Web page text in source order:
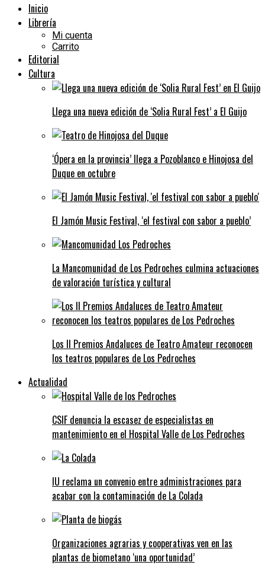
Inicio
Librería
Mi cuenta
Carrito
Editorial
Cultura
Llega una nueva edición de ‘Solia Rural Fest’ a El Guijo
‘Ópera en la provincia’ llega a Pozoblanco e Hinojosa del
Duque en octubre
El Jamón Music Festival, ‘el festival con sabor a pueblo’
La Mancomunidad de Los Pedroches culmina actuaciones
de valoración turística y cultural
Los II Premios Andaluces de Teatro Amateur reconocen
los teatros populares de Los Pedroches
Actualidad
CSIF denuncia la escasez de especialistas en
mantenimiento en el Hospital Valle de Los Pedroches
IU reclama un convenio entre administraciones para
acabar con la contaminación de La Colada
Organizaciones agrarias y cooperativas ven en las
plantas de biometano ‘una oportunidad’